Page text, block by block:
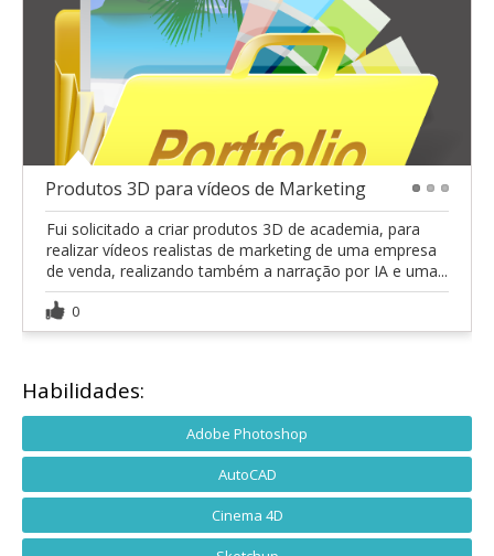
Produtos 3D para vídeos de Marketing
Fui solicitado a criar produtos 3D de academia, para
realizar vídeos realistas de marketing de uma empresa
de venda, realizando também a narração por IA e uma...
0
Habilidades:
Adobe Photoshop
AutoCAD
Cinema 4D